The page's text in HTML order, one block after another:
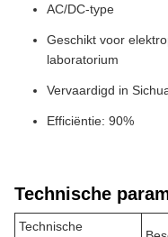
AC/DC-type
Geschikt voor
laboratorium
Vervaardigd in
Efficiëntie: 90%
Technische
Technische